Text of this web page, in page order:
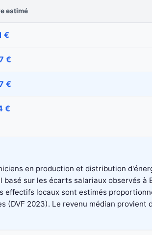
estimé
€
€
€
€
en production et distribution
basé sur les écarts salariaux observés
effectifs locaux sont estimés
(DVF 2023). Le revenu médian provient